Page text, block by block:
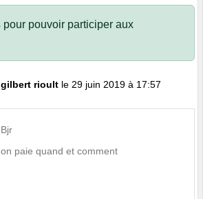
pour pouvoir participer aux
gilbert rioult le 29 juin 2019 à 17:57
Bjr
on paie quand et comment